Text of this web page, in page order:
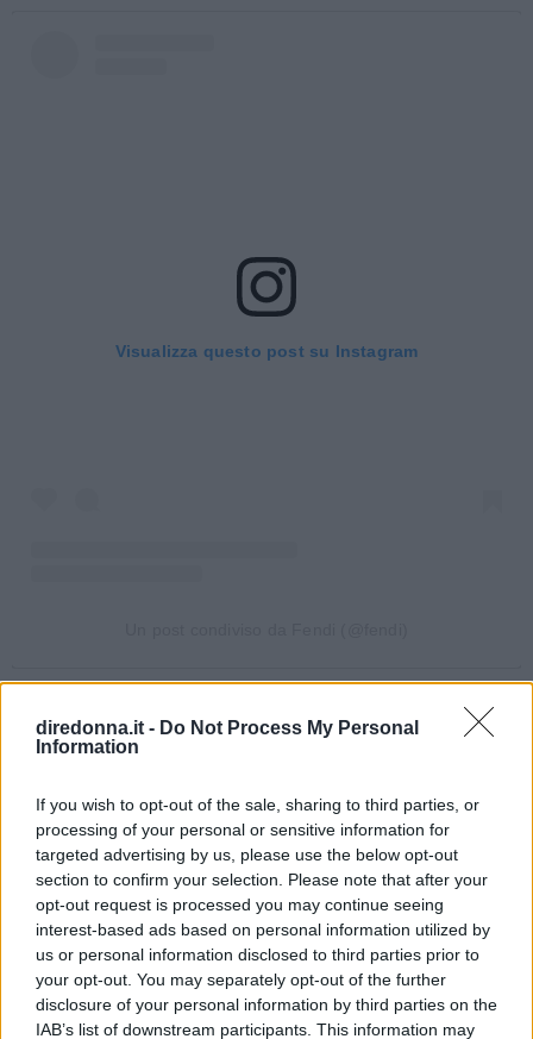
diredonna.it - Do Not Process My Personal
Information
If you wish to opt-out of the sale, sharing to third parties, or
processing of your personal or sensitive information for
targeted advertising by us, please use the below opt-out
section to confirm your selection. Please note that after your
opt-out request is processed you may continue seeing
interest-based ads based on personal information utilized by
us or personal information disclosed to third parties prior to
your opt-out. You may separately opt-out of the further
disclosure of your personal information by third parties on the
IAB’s list of downstream participants. This information may
Visualizza questo post su Instagram
autunno inverno 2021/2022 si sono viste anche
dalle più elaborate che interessano tutta la
chioma a quelle più discrete dove ad essere
intrecciati sono solo le ciocche frontali vicine al
viso. Le trecce viste in passerella daFendi
richiamano decisamente uno stile vivace e
hippie.